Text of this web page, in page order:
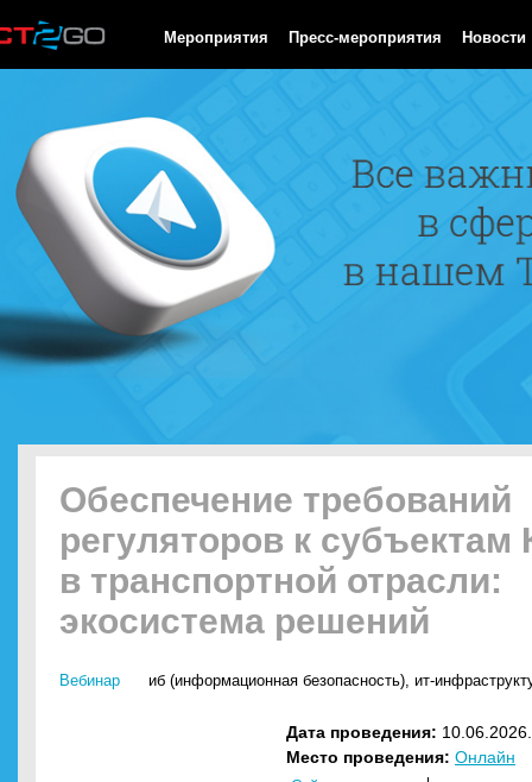
Мероприятия Пресс-мероприятия Новости
Обеспечение требований
регуляторов к субъектам
в транспортной отрасли:
экосистема решений
Вебинар иб (информационная безопасность), ит-
Дата проведения:
Место проведения: Онлайн